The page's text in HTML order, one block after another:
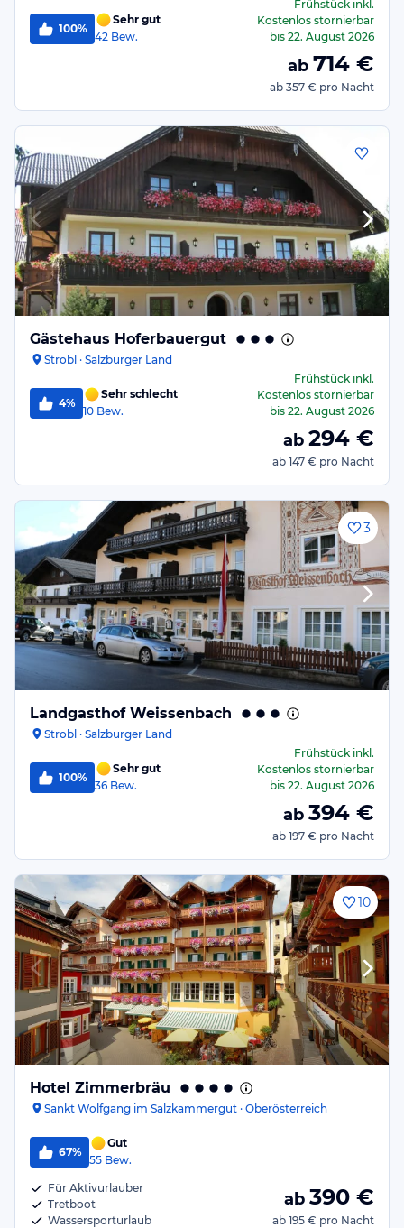
100%
Sehr gut
42 Bew.
Frühstückinkl.
Kostenlos stornierbar
bis 22. August 2026
ab 714 €
ab 357 € pro Nacht
Gästehaus Hoferbauergut
Strobl · Salzburger Land
4%
Sehr schlecht
10 Bew.
Frühstückinkl.
Kostenlos stornierbar
bis 22. August 2026
ab 294 €
ab 147 € pro Nacht
3
Landgasthof Weissenbach
Strobl · Salzburger Land
100%
Sehr gut
36 Bew.
Frühstückinkl.
Kostenlos stornierbar
bis 22. August 2026
ab 394 €
ab 197 € pro Nacht
10
Hotel Zimmerbräu
Sankt Wolfgang im Salzkammergut · Oberösterreich
67%
Gut
55 Bew.
Für Aktivurlauber
Tretboot
Wassersporturlaub
ab 390 €
ab 195 € pro Nacht